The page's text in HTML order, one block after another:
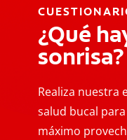
¿Qué
sonrisa?
Realiza nuestra
salud bucal
máximo